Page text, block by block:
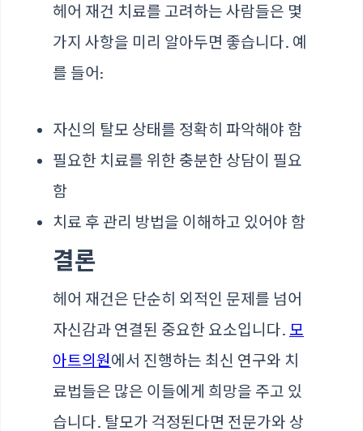
헤어 재건 치료를 고려하는 사람들은 몇
가지 사항을 미리 알아두면 좋습니다. 예
를 들어:
자신의 탈모 상태를 정확히 파악해야 함
필요한 치료를 위한 충분한 상담이 필요
함
치료 후 관리 방법을 이해하고 있어야 함
결론
헤어 재건은 단순히 외적인 문제를 넘어
자신감과 연결된 중요한 요소입니다. 모
아트의원에서 진행하는 최신 연구와 치
료법들은 많은 이들에게 희망을 주고 있
습니다. 탈모가 걱정된다면 전문가와 상